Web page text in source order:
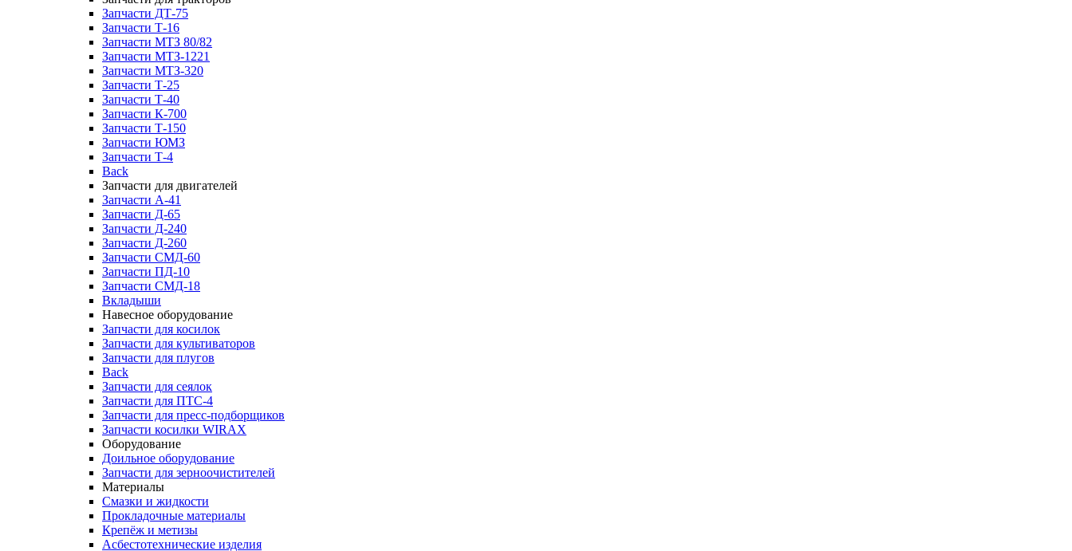
Запчасти ДТ-75
Запчасти Т-16
Запчасти МТЗ 80/82
Запчасти МТЗ-1221
Запчасти МТЗ-320
Запчасти Т-25
Запчасти Т-40
Запчасти К-700
Запчасти Т-150
Запчасти ЮМЗ
Запчасти Т-4
Back
Запчасти для двигателей
Запчасти А-41
Запчасти Д-65
Запчасти Д-240
Запчасти Д-260
Запчасти СМД-60
Запчасти ПД-10
Запчасти СМД-18
Вкладыши
Навесное оборудование
Запчасти для косилок
Запчасти для культиваторов
Запчасти для плугов
Back
Запчасти для сеялок
Запчасти для ПТС-4
Запчасти для пресс-подборщиков
Запчасти косилки WIRAX
Оборудование
Доильное оборудование
Запчасти для зерноочистителей
Материалы
Смазки и жидкости
Прокладочные материалы
Крепёж и метизы
Асбестотехнические изделия